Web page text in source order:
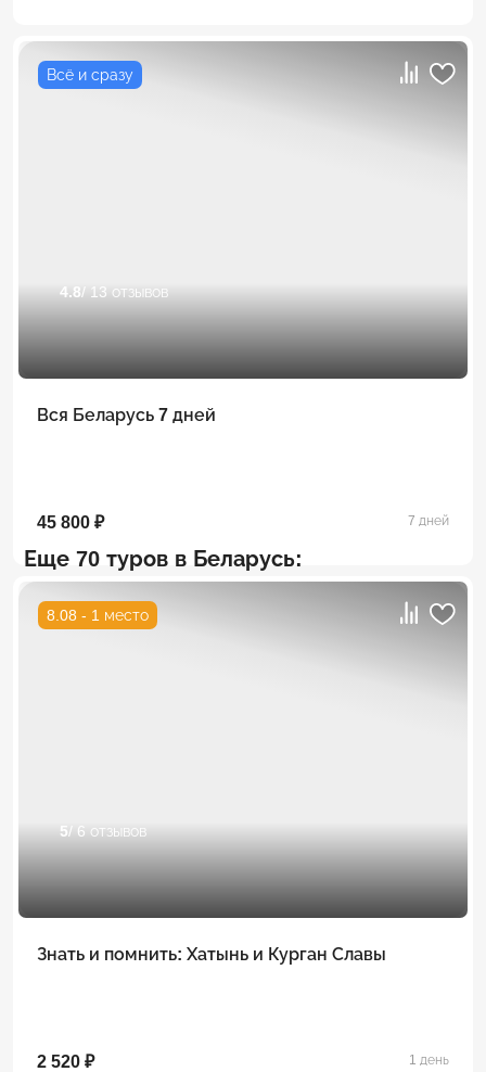
Всё и сразу
4.8/ 13 отзывов
Вся Беларусь 7 дней
45 800 ₽ 7 дней
Еще 70 туров в Беларусь:
8.08 - 1 место
5/ 6 отзывов
Знать и помнить: Хатынь и Курган Славы
2 520 ₽ 1 день